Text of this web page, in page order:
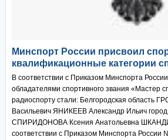
Минспорт России присвоил
квалификационные категории
В соответствии с Приказом Минспорта
обладателями спортивного звания «Мастер
радиоспорту стали: Белгородская область
Васильевич ЯНИКЕЕВ Александр Ильич
СПИРИДОНОВА Ксения Анатольевна
соответствии с Приказом Минспорта России